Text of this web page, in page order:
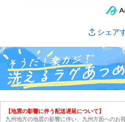
シェア
【地震の影響に伴う配送遅延について】
九州地方の地震の影響に伴い、九州方面へのお